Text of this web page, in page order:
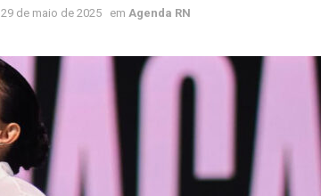
29 de maio de 2025 em Agenda RN